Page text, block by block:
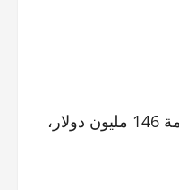
أصدر البنك الدولي بياناً أعلن فيه أن مجلس المديرين التنفيذين للبنك قد وافق على تقديم منحة بقيمة 146 مليون دولار،